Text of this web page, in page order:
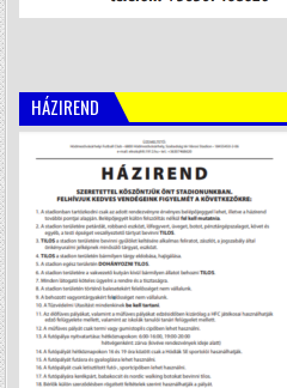
HÁZIREND